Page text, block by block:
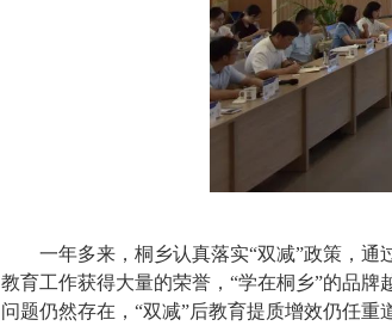
一年多来，桐乡认真落实“双减”政策，
教育工作获得大量的荣誉，“学在桐乡”的品
问题仍然存在，“双减”后教育提质增效仍任重